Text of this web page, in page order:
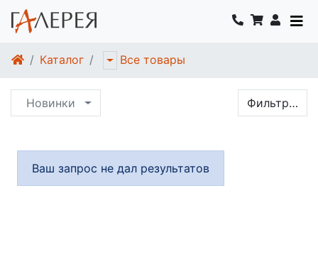
Каталог Все товары
Новинки Фильтр…
Ваш запрос не дал результатов